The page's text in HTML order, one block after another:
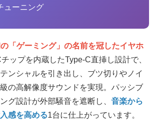
ューニング
「ゲーミング」の名前を冠したイヤホ
ップを内蔵したType-C直挿し設計で、
ンシャルを引き出し、ブツ切りやノイ
の高解像度サウンドを実現。パッシブ
グ設計が外部騒音を遮断し、 音楽から
感を高める1台に仕上がっています。